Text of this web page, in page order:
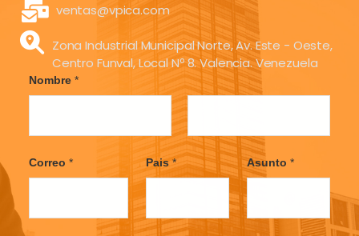
ventas@vpica.com
Zona Industrial Municipal Norte, Av. Este - Oeste,
Centro Funval, Local Nº 8. Valencia. Venezuela
Nombre *
r
s
L
a
s
t
Correo * Pais* Asunto *